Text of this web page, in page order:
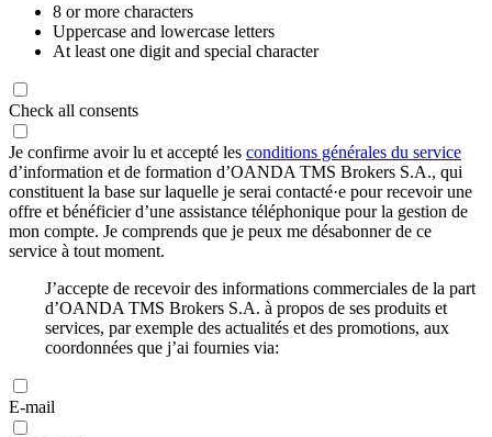
8 or more characters
Uppercase and lowercase letters
At least one digit and special character
Check all consents
Je confirme avoir lu et accepté les conditions générales du service
d’information et de formation d’OANDA TMS Brokers S.A., qui
constituent la base sur laquelle je serai contacté·e pour recevoir une
offre et bénéficier d’une assistance téléphonique pour la gestion de
mon compte. Je comprends que je peux me désabonner de ce
service à tout moment.
J’accepte de recevoir des informations commerciales de la part
d’OANDA TMS Brokers S.A. à propos de ses produits et
services, par exemple des actualités et des promotions, aux
coordonnées que j’ai fournies via:
E-mail